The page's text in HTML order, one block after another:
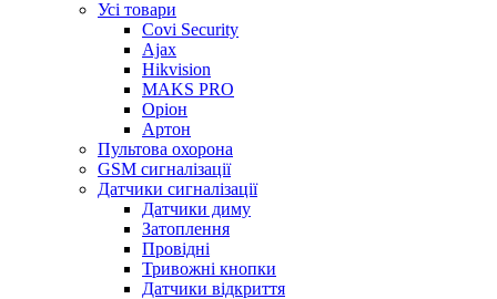
Усі товари
Covi Security
Ajax
Hikvision
MAKS PRO
Оріон
Артон
Пультова охорона
GSM сигналізації
Датчики сигналізації
Датчики диму
Затоплення
Провідні
Тривожні кнопки
Датчики відкриття